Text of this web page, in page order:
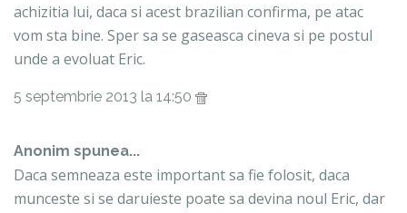
achizitia lui, daca si acest brazilian confirma, pe atac
vom sta bine. Sper sa se gaseasca cineva si pe postul
unde a evoluat Eric.
5 septembrie 2013 la 14:50
Anonim spunea...
Daca semneaza este important sa fie folosit, daca
munceste si se daruieste poate sa devina noul Eric, dar